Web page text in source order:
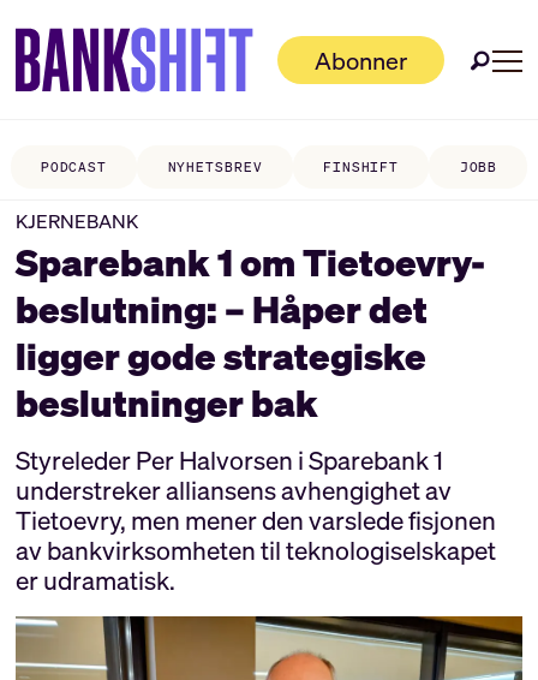
Abonner
PODCAST NYHETSBREV FINSHIFT JOBB
KJERNEBANK
Sparebank 1 om Tietoevry-
beslutning: – Håper det
ligger gode strategiske
beslutninger bak
Styreleder Per Halvorsen i Sparebank 1
understreker alliansens avhengighet av
Tietoevry, men mener den varslede fisjonen
av bankvirksomheten til teknologiselskapet
er udramatisk.